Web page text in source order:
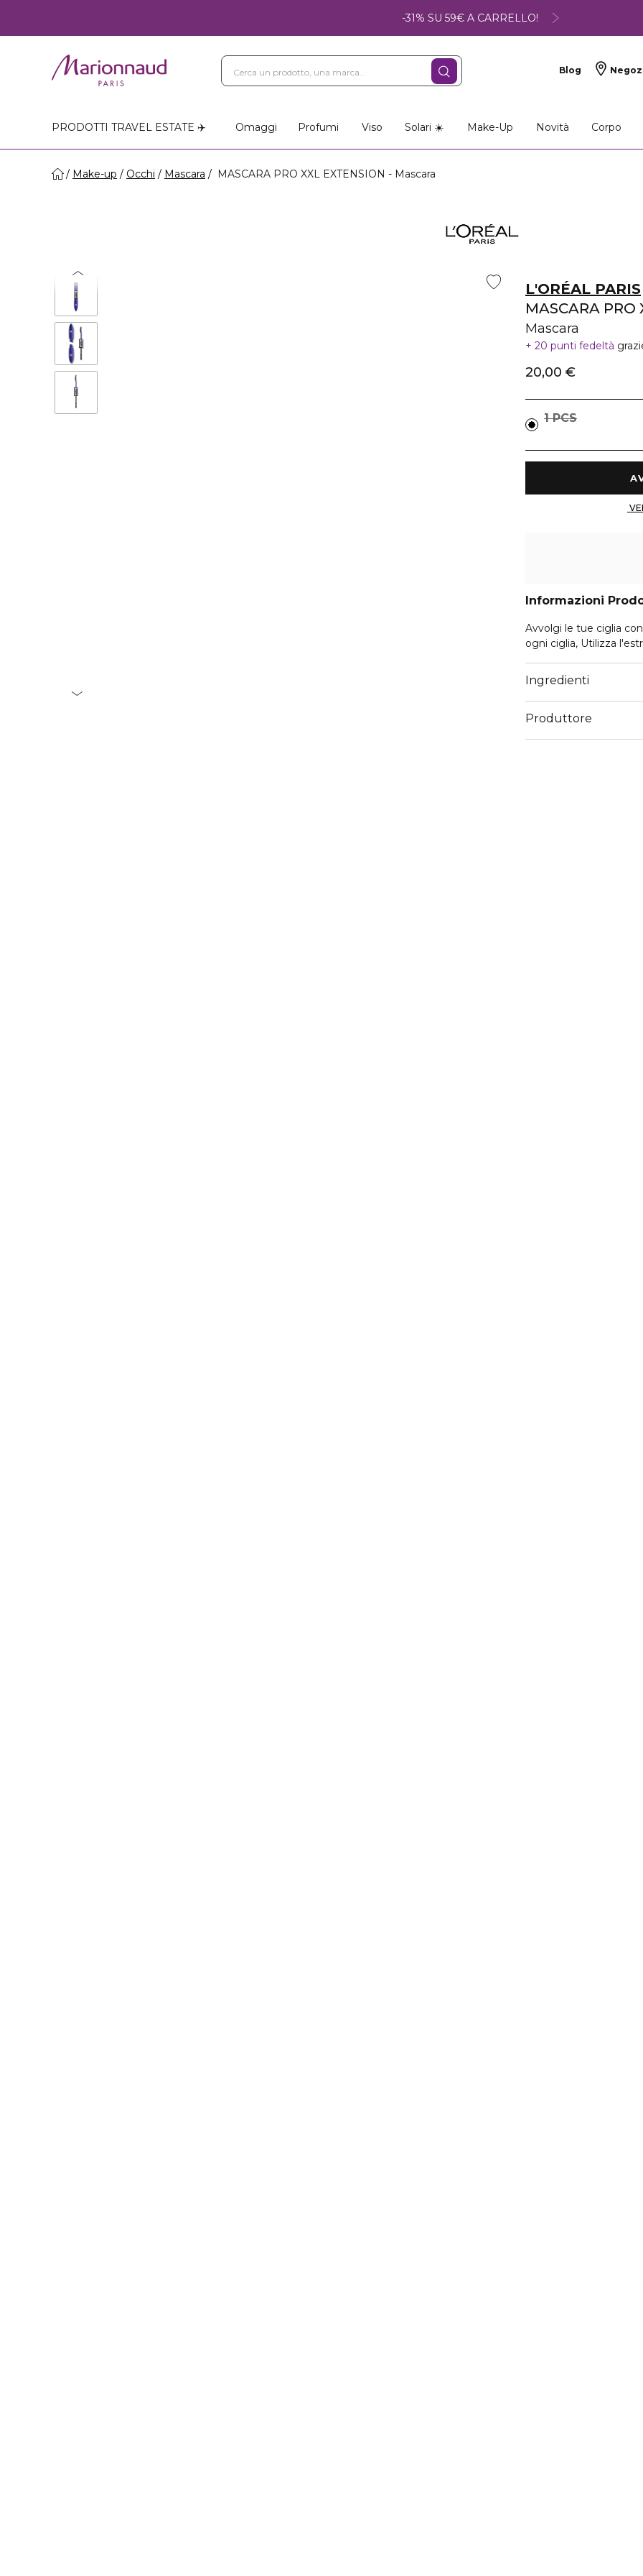
-31% SU 59€ A CARRELLO!
Blog
PRODOTTI TRAVEL ESTATE ✈️ Omaggi Profumi Viso Solari ☀️ Make-Up Novità Corpo
Make-up Occhi Mascara MASCARA PRO XXL EXTENSION - Mascara
L'ORÉAL PARIS
MASCARA PRO
Mascara
20 punti fedeltà
20,00 €
1 PCS
Informazioni
Avvolgi le tue ciglia
ogni ciglia, Utilizza
Ingredienti
Produttore